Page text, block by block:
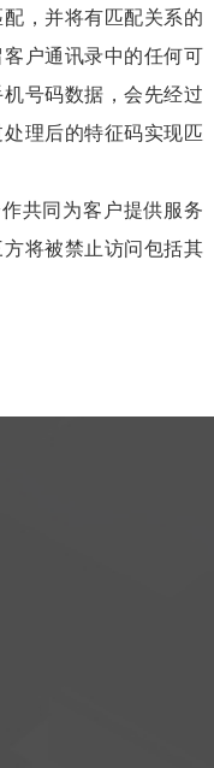
，并将有匹配关系的
户通讯录中的任何可
号码数据，会先经过
理后的特征码实现匹
共同为客户提供服务
将被禁止访问包括其